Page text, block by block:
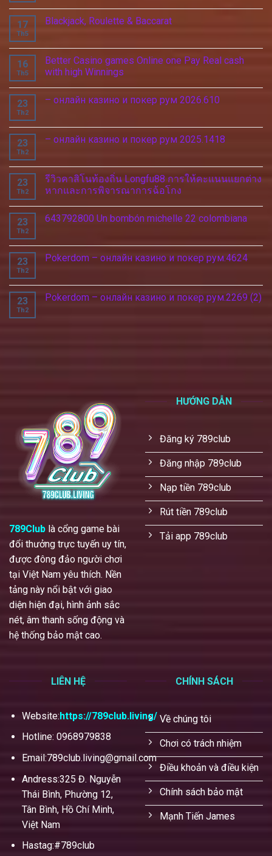
17
Th5
Blackjack, Roulette & Baccarat
16
Th5
Better Casino games Online one Pay Real cash
with high Winnings
23
Th2
– онлайн казино и покер рум 2026.610
23
Th2
– онлайн казино и покер рум 2025.1418
23
Th2
รีวิวคาสิโนท้องถิ่น Longfu88 การให้คะแนนแยกต่าง
หากและการพิจารณาการฉ้อโกง
23
Th2
643792800 Un bombón michelle 22 colombiana
23
Th2
Pokerdom – онлайн казино и покер рум.4624
23
Th2
Pokerdom – онлайн казино и покер рум.2269 (2)
789Club là cổng game bài
đổi thưởng trực tuyến uy tín,
được đông đảo người chơi
tại Việt Nam yêu thích. Nền
tảng này nổi bật với giao
diện hiện đại, hình ảnh sắc
nét, âm thanh sống động và
hệ thống bảo mật cao.
HƯỚNG DẪN
Đăng ký 789club
Đăng nhập 789club
Nạp tiền 789club
Rút tiền 789club
Tải app 789club
LIÊN HỆ
Website:https://789club.living/
Hotline: 0968979838
Email:789club.living@gmail.com
Andress:325 Đ. Nguyễn
Thái Bình, Phường 12,
Tân Bình, Hồ Chí Minh,
Việt Nam
Hastag:#789club
CHÍNH SÁCH
Về chúng tôi
Chơi có trách nhiệm
Điều khoản và điều kiện
Chính sách bảo mật
Mạnh Tiến James